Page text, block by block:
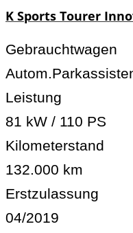
K Sports Tourer
Gebrauchtwagen
Leistung
81 kW / 110 PS
Kilometerstand
132.000 km
Erstzulassung
04/2019